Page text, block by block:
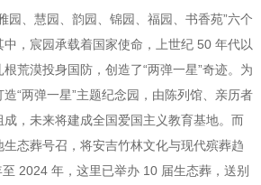
园、慧园、韵园、锦园、福园、书香苑”六个
，宸园承载着国家使命，上世纪 50 年代以
荒漠投身国防，创造了“两弹一星”奇迹。为
“两弹一星”主题纪念园，由陈列馆、亲历者
，未来将建成全国爱国主义教育基地。而
态葬号召，将安吉竹林文化与现代殡葬趋
2024 年，这里已举办 10 届生态葬，送别